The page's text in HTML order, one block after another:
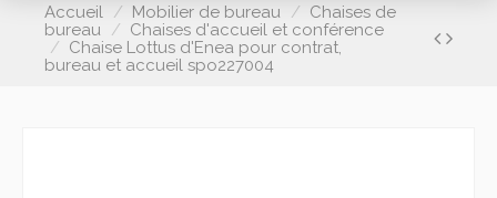
Accueil Mobilier de bureau
Chaises de
bureau
Chaises d'accueil et conférence
Chaise Lottus d'Enea pour contrat,
bureau et accueil spo227004